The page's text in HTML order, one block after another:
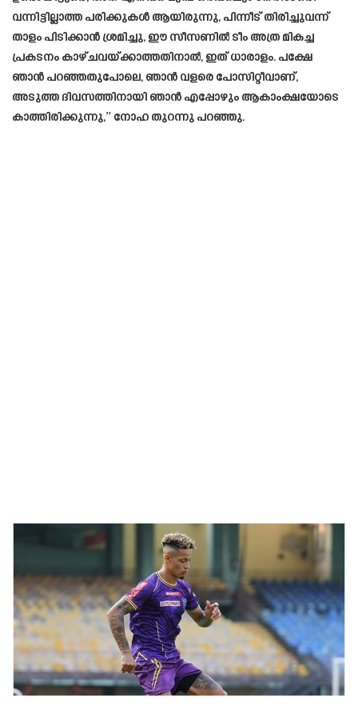
വന്നിട്ടില്ലാത്ത പരിക്കുകൾ ആയിരുന്നു, പിന്നീട് തിരിച്ചുവന്ന്
താളം പിടിക്കാൻ ശ്രമിച്ചു, ഈ സീസണിൽ ടീം അത്ര മികച്ച
പ്രകടനം കാഴ്ചവയ്ക്കാത്തതിനാൽ, ഇത് ധാരാളം. പക്ഷേ
ഞാൻ പറഞ്ഞതുപോലെ, ഞാൻ വളരെ പോസിറ്റീവാണ്,
അടുത്ത ദിവസത്തിനായി ഞാൻ എപ്പോഴും ആകാംക്ഷയോടെ
കാത്തിരിക്കുന്നു,” നോഹ തുറന്നു പറഞ്ഞു.